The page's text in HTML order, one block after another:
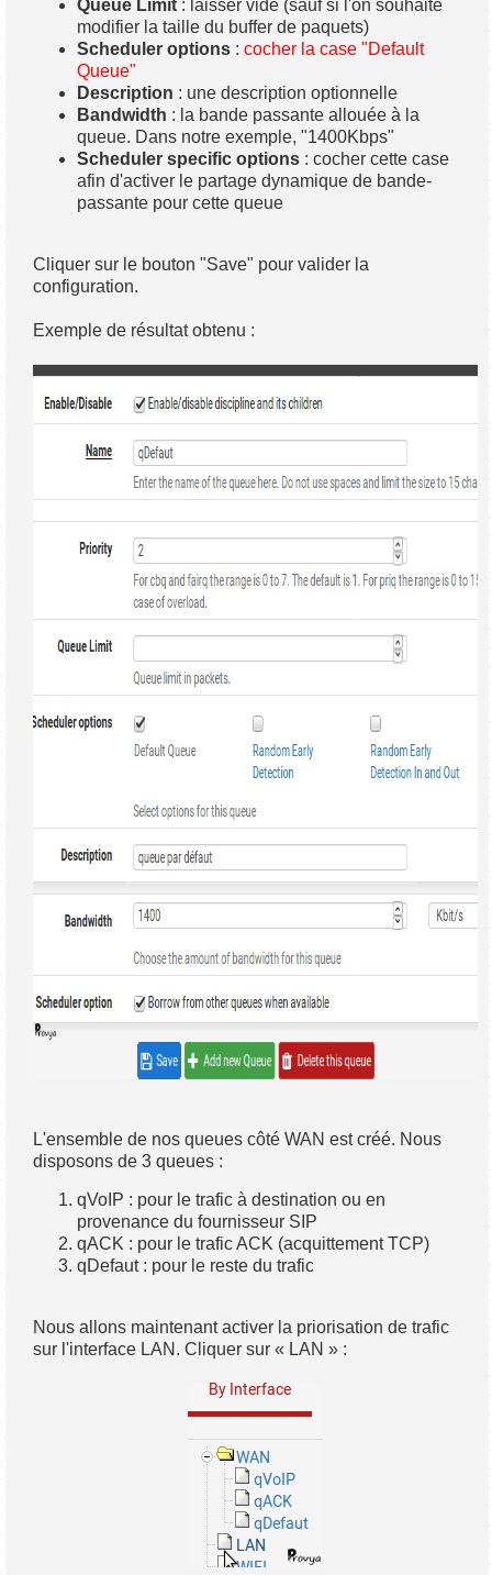
Queue Limit : laisser vide (sauf si l'on souhaite
modifier la taille du buffer de paquets)
Scheduler options :cocher la case "Default
Queue"
Description : une description optionnelle
Bandwidth : la bande passante allouée à la
queue. Dans notre exemple, "1400Kbps"
Scheduler specific options : cocher cette case
afin d'activer le partage dynamique de bande-
passante pour cette queue
Cliquer sur le bouton "Save" pour valider la
configuration.
Exemple de résultat obtenu :
L'ensemble de nos queues côté WAN est créé. Nous
disposons de 3 queues :
qVoIP : pour le trafic à destination ou en
provenance du fournisseur SIP
qACK : pour le trafic ACK (acquittement TCP)
qDefaut : pour le reste du trafic
Nous allons maintenant activer la priorisation de trafic
sur l'interface LAN. Cliquer sur « LAN » :